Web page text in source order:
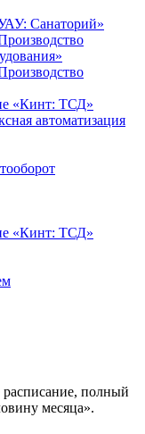
Санаторий»
«Кинт: ТСД»
автоматизация
«Кинт: ТСД»
расписание, полный
месяца».